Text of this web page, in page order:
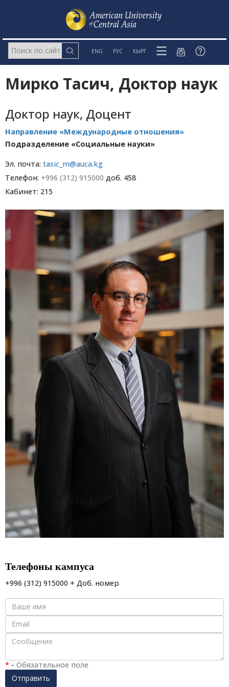
ENG РУС КЫРГ
Мирко Тасич, Доктор наук
Доктор наук, Доцент
Направление «Международные отношения»
Подразделение «Социальные науки»
Эл. почта: tasic_m@auca.kg
Телефон: +996 (312) 915000 доб. 458
Кабинет: 215
Телефоны кампуса
+996 (312) 915000 + Доб. номер
* - Обязательное поле
Отправить